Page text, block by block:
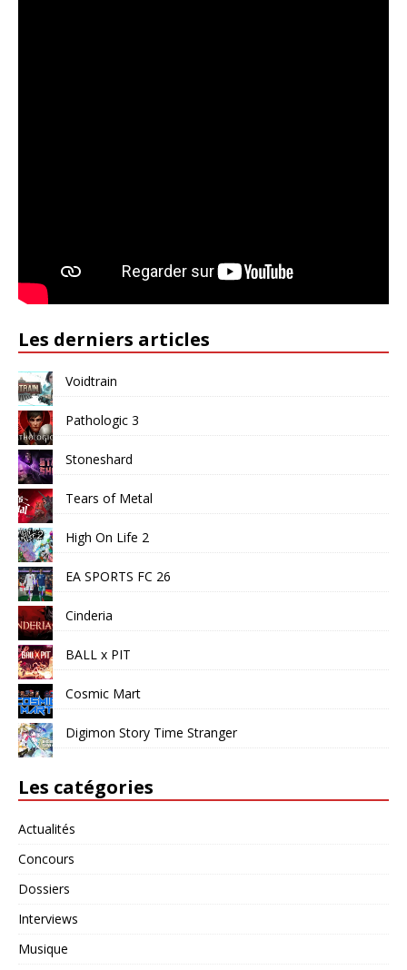
Les derniers articles
Voidtrain
Pathologic 3
Stoneshard
Tears of Metal
High On Life 2
EA SPORTS FC 26
Cinderia
BALL x PIT
Cosmic Mart
Digimon Story Time Stranger
Les catégories
Actualités
Concours
Dossiers
Interviews
Musique